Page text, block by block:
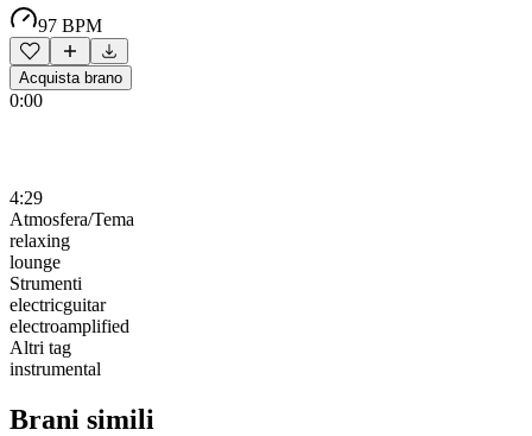
97 BPM
Acquista brano
0:00
4:29
Atmosfera/Tema
relaxing
lounge
Strumenti
electricguitar
electroamplified
Altri tag
instrumental
Brani simili